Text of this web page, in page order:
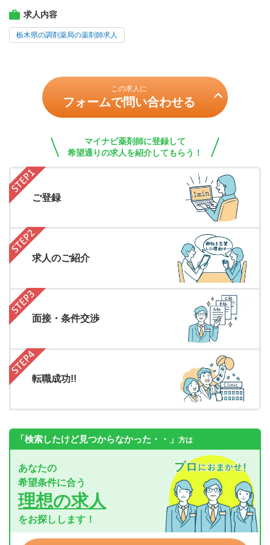
求人内容
栃木県の調剤薬局の薬剤師求人
この求人に
フォームで問い合わせる
マイナビ薬剤師に登録して
希望通りの求人を紹介してもらう！
ご登録
求人のご紹介
面接・条件交渉
転職成功!!
「検索したけど見つからなかった・・」 方は
あなたの
希望条件に合う
理想の求人
をお探しします！